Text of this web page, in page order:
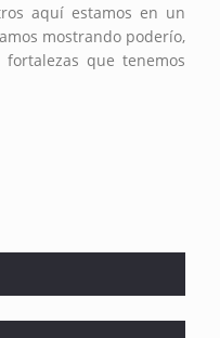
aquí estamos en un
mostrando poderío,
que tenemos